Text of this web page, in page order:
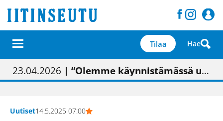
Tilaa Hae
01.02.2026 | Painon vaihtumisen pitäisi näkyä hieman parempana painojäljen laatuna lehdessä
05.02.2026 | Uudistettu kunnantalo on valoisa
23.04.2026 | “Olemme käynnistämässä uudelleen keskustavisiotyön”
09.05.2026| "Maalla on totuttu elämään omavaraisemmin kuin kaupungissa"
Uutiset14.5.2025 07:00